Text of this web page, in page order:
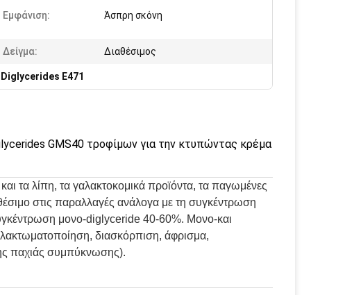
Εμφάνιση: Άσπρη σκόνη
Δείγμα: Διαθέσιμος
E471
GMS40 τροφίμων για την κτυπώντας κρέμα
τα λίπη, τα γαλακτοκομικά προϊόντα, τα παγωμένες
στις παραλλαγές ανάλογα με τη συγκέντρωση
μονο-diglyceride 40-60%. Μονο-και
διασκόρπιση, άφρισμα,
παχιάς συμπύκνωσης).